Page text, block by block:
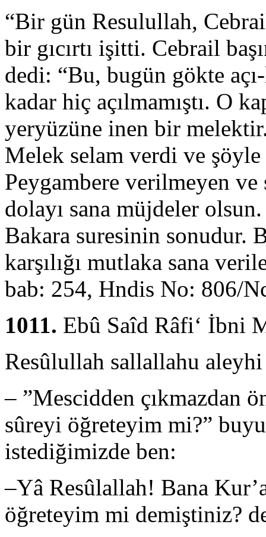
“Bir gün Resulullah,
bir gıcırtı işitti. Cebrail
dedi: “Bu, bugün gökte
kadar hiç açılmamıştı. O
yeryüzüne inen bir
Melek selam verdi ve
Peygambere verilmeyen
dolayı sana müjdeler
Bakara suresinin sonudur.
karşılığı mutlaka sana
bab: 254, Hndis No: 806/
1011. Ebû Saîd Râfi‘ İbni
Resûlullah sallallahu
– ”Mescidden çıkmazdan
sûreyi öğreteyim mi?”
istediğimizde ben:
–Yâ Resûlallah! Bana
öğreteyim mi demiştiniz?